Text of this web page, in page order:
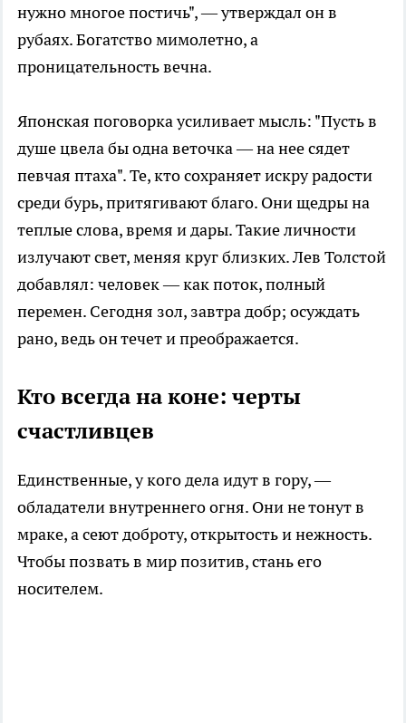
нужно многое постичь", — утверждал он в
рубаях. Богатство мимолетно, а
проницательность вечна.
Японская поговорка усиливает мысль: "Пусть в
душе цвела бы одна веточка — на нее сядет
певчая птаха". Те, кто сохраняет искру радости
среди бурь, притягивают благо. Они щедры на
теплые слова, время и дары. Такие личности
излучают свет, меняя круг близких. Лев Толстой
добавлял: человек — как поток, полный
перемен. Сегодня зол, завтра добр; осуждать
рано, ведь он течет и преображается.
Кто всегда на коне: черты
счастливцев
Единственные, у кого дела идут в гору, —
обладатели внутреннего огня. Они не тонут в
мраке, а сеют доброту, открытость и нежность.
Чтобы позвать в мир позитив, стань его
носителем.